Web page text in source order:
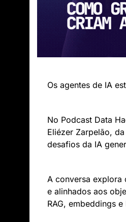
Os agentes de IA
No Podcast Data
Eliézer Zarpelão,
desafios da IA
A conversa explora
e alinhados aos
RAG, embeddings